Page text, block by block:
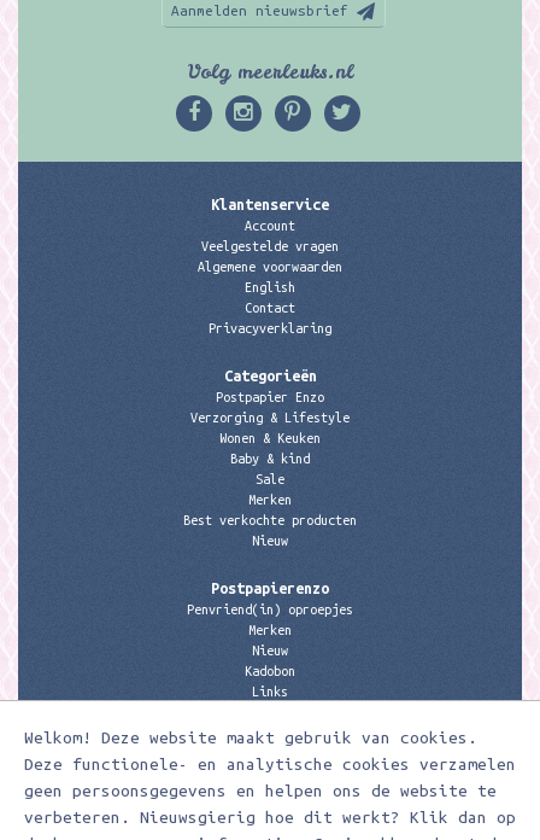
Welkom! Deze website maakt gebruik van cookies.
Deze functionele- en analytische cookies verzamelen
geen persoonsgegevens en helpen ons de website te
verbeteren. Nieuwsgierig hoe dit werkt? Klik dan op
Aanmelden nieuwsbrief
Volg meerleuks.nl
Klantenservice
Account
Veelgestelde vragen
Algemene voorwaarden
English
Contact
Privacyverklaring
Categorieën
Postpapier Enzo
Verzorging & Lifestyle
Wonen & Keuken
Baby & kind
Sale
Merken
Best verkochte producten
Nieuw
Postpapierenzo
Penvriend(in) oproepjes
Merken
Nieuw
Kadobon
Links
Contactgegevens
Meerleuks
anita@meerleuks.nl
06 – 107 163 36